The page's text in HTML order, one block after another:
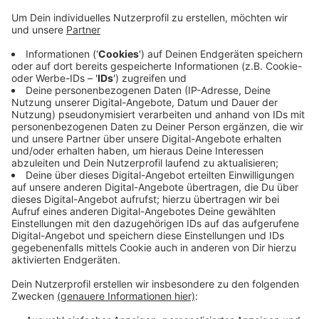
Veröffentlicht:Donnerstag, 19.11.2020 16:21
Anzeige
Dafür möchte er sich mit dem Mönchengladbacher
Oberbürgermeister Felix Heinrichs treffen, um
mögliche Schritte zu besprechen. Durch eine
Blockadehaltung der Stadt Mönchengladbach war der
geplante Weiterbau der S28 immer wieder ins Stocken
geraten. Das Treffen der beiden Politiker soll
möglichst noch in diesem Jahr stattfinden.
Anzeige